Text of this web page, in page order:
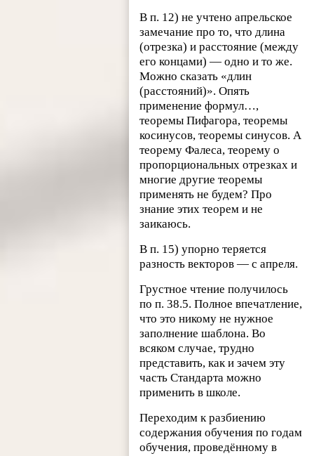
В п. 12) не учтено апрельское
замечание про то, что длина
(отрезка) и расстояние (между
его концами) — одно и то же.
Можно сказать «длин
(расстояний)». Опять
применение формул…,
теоремы Пифагора, теоремы
косинусов, теоремы синусов. А
теорему Фалеса, теорему о
пропорциональных отрезках и
многие другие теоремы
применять не будем? Про
знание этих теорем и не
заикаюсь.
В п. 15) упорно теряется
разность векторов — с апреля.
Грустное чтение получилось
по п. 38.5. Полное впечатление,
что это никому не нужное
заполнение шаблона. Во
всяком случае, трудно
представить, как и зачем эту
часть Стандарта можно
применить в школе.
Переходим к разбиению
содержания обучения по годам
обучения, проведённому в